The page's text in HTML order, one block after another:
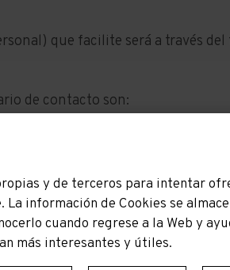
que facilite será a través
de contacto son:
que el usuario esté obligado
informativa.
y de terceros para intentar
información de Cookies se
cuando regrese a la Web y
más interesantes y útiles.